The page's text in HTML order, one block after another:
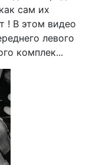
сам их
! В этом видео
левого
комплек...